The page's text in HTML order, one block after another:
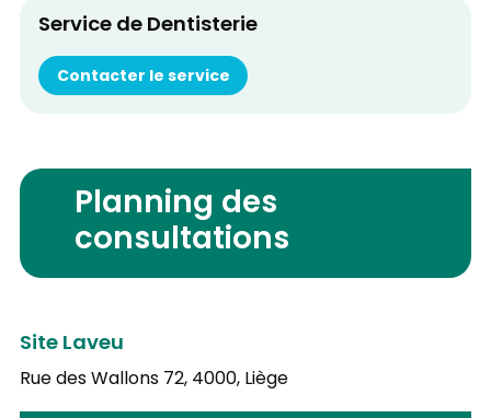
Service de Dentisterie
Contacter le service
Planning des
consultations
Site Laveu
Rue des Wallons 72,4000, Liège